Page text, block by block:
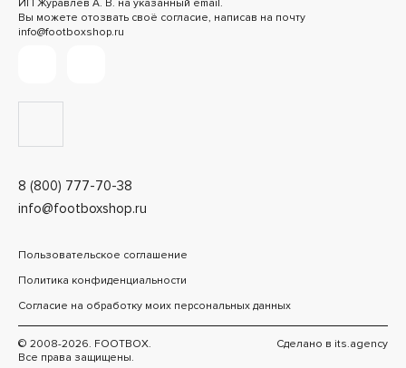
8 (800) 777-70-38
info@footboxshop.ru
ИП Журавлев А. В. на указанный email.
Вы можете отозвать своё согласие, написав на почту
info@footboxshop.ru
Пользовательское соглашение
Политика конфиденциальности
Согласие на обработку моих персональных данных
© 2008-2026. FOOTBOX.
Все права защищены.
Сделано в its.agency